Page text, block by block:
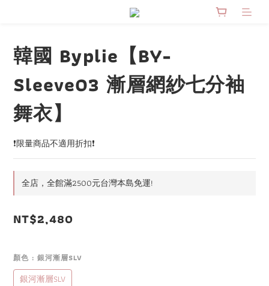
韓國 Byplie【BY-
Sleeve03 漸層網紗七分袖
舞衣】
❗限量商品不適用折扣❗
全店，全館滿2500元台灣本島免運!
NT$2,480
顏色 : 銀河漸層SLV
銀河漸層SLV